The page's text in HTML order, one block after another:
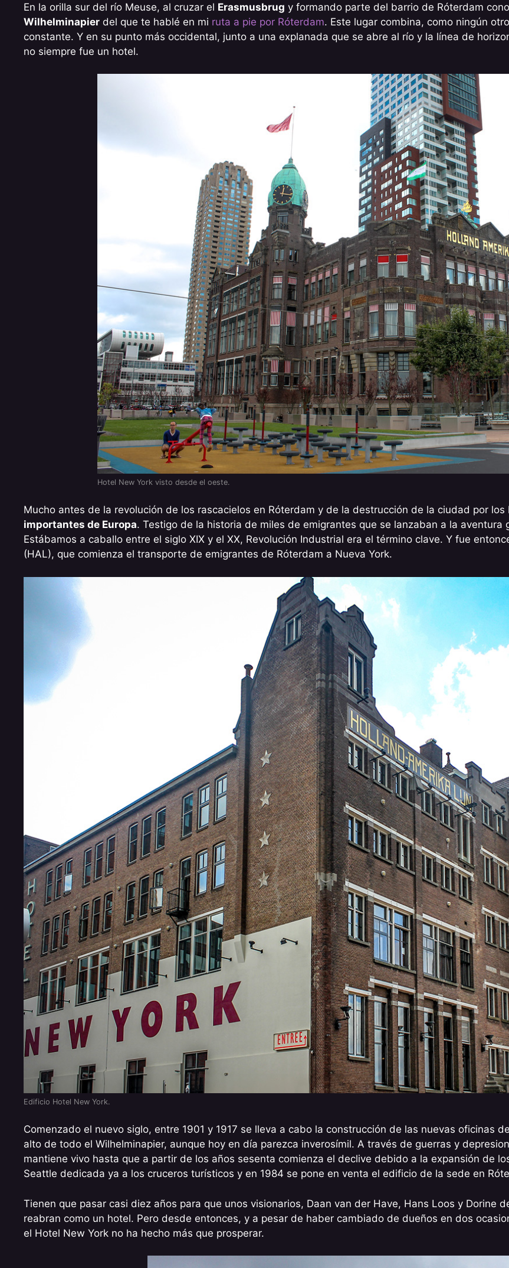
En la orilla sur del río Meuse, al cruzar el Erasmusbrug y formando parte del barrio de Róterdam
Wilhelminapier del que te hablé en mi ruta a pie por Róterdam. Este lugar combina, como ningún
constante. Y en su punto más occidental, junto a una explanada que se abre al río y la línea de
no siempre fue un hotel.
Hotel New York visto desde el oeste.
Mucho antes de la revolución de los rascacielos en Róterdam y de la destrucción de la ciudad por los
importantes de Europa. Testigo de la historia de miles de emigrantes que se lanzaban a la
Estábamos a caballo entre el siglo XIX y el XX, Revolución Industrial era el término clave. Y fue
(HAL), que comienza el transporte de emigrantes de Róterdam a Nueva York.
Edificio Hotel New York.
Comenzado el nuevo siglo, entre 1901 y 1917 se lleva a cabo la construcción de las nuevas oficinas
alto de todo el Wilhelminapier, aunque hoy en día parezca inverosímil. A través de guerras y
mantiene vivo hasta que a partir de los años sesenta comienza el declive debido a la expansión de
Seattle dedicada ya a los cruceros turísticos y en 1984 se pone en venta el edificio de la sede en
Tienen que pasar casi diez años para que unos visionarios, Daan van der Have, Hans Loos y Dorine
reabran como un hotel. Pero desde entonces, y a pesar de haber cambiado de dueños en dos
el Hotel New York no ha hecho más que prosperar.